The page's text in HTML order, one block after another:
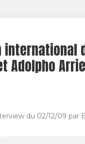
Adolpho
du 02/12/09 par